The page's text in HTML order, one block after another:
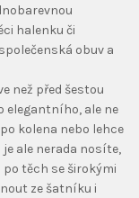
halenku či
obuv a
než před šestou
elegantního, ale ne
kolena nebo lehce
ale nerada nosíte,
těch se širokými
ze šatníku i